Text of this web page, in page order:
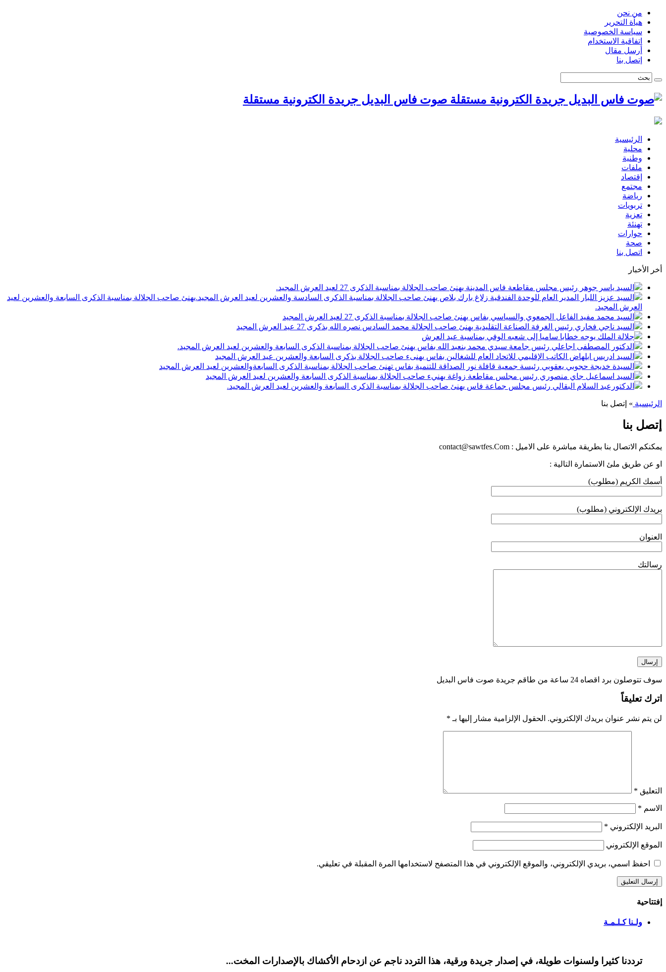
من نحن
هيأة التحرير
سياسة الخصوصية
اتفاقية الاستخدام
أرسل مقال
إتصل بنا
صوت فاس البديل جريدة الكترونية مستقلة
الرئيسية
محلية
وطنية
ملفات
إقتصاد
مجتمع
رياضة
تربويات
تعزية
تهنئة
حوارات
صحة
اتصل بنا
أخر الأخبار
السيد ياسر جوهر رئيس مجلس مقاطعة فاس المدينة يهنئ صاحب الجلالة بمناسبة الذكرى 27 لعيد العرش المجيد.
السيد عزيز اللبار المدير العام للوحدة الفندقية زلاغ بارك بلاص يهنئ صاحب الجلالة بمناسبة الذكرى السادسة والعشرين لعيد العرش المجيد.يهنئ صاحب الجلالة بمناسبة الذكرى السابعة والعشرين لعيد
العرش المجيد.
السيد محمد مفيد الفاعل الجمعوي والسياسي بفاس يهنئ صاحب الجلالة بمناسبة الذكرى 27 لعيد العرش المجيد
السيد ناجي فخاري رئيس الغرفة الصناعة التقليدية يهنئ صاحب الجلالة محمد السادس نصره الله بذكرى 27 عيد العرش المجيد
جلالة الملك يوجه خطابا ساميا إلى شعبه الوفي بمناسبة عيد العرش
الدكتور المصطفى اجاعلي رئيس جامعة سيدي محمد بنعبد الله بفاس يهنئ صاحب الجلالة بمناسبة الذكرى السابعة والعشرين لعيد العرش المجيد.
السيد ادريس ابلهاض الكاتب الإقليمي للاتحاد العام للشغالين بفاس يهنىء صاحب الجلالة بذكرى السابعة والعشرين عيد العرش المجيد
السيدة خديجة حجوبي يعقوبي رئيسة جمعية قافلة نور الصداقة للتنمية بفاس تهنئ صاحب الجلالة بمناسبة الذكرى السابعةوالعشرين لعيد العرش المجيد
السيد اسماعيل جاي منصوري رئيس مجلس مقاطعة زواغة يهنيء صاحب الجلالة بمناسبة الذكرى السابعة والعشرين لعيد العرش المجيد
الدكتورعبد السلام البقالي رئيس مجلس جماعة فاس يهنئ صاحب الجلالة بمناسبة الذكرى السابعة والعشرين لعيد العرش المجيد.
الرئيسية » إتصل بنا
إتصل بنا
يمكنكم الاتصال بنا بطريقة مباشرة على الاميل : contact@sawtfes.Com
او عن طريق ملئ الاستمارة التالية :
أسمك الكريم (مطلوب)
بريدك الإلكتروني (مطلوب)
العنوان
رسالتك
سوف تتوصلون برد اقصاه 24 ساعة من طاقم جريدة صوت فاس البديل
اترك تعليقاً
لن يتم نشر عنوان بريدك الإلكتروني. الحقول الإلزامية مشار إليها بـ *
التعليق *
الاسم *
البريد الإلكتروني *
الموقع الإلكتروني
احفظ اسمي، بريدي الإلكتروني، والموقع الإلكتروني في هذا المتصفح لاستخدامها المرة المقبلة في تعليقي.
إفتتاحية
ولـنا كـلـمـة
ترددنا كثيرا ولسنوات طويلة، في إصدار جريدة ورقية، هذا التردد ناجم عن ازدحام الأكشاك بالإصدارات المخت...